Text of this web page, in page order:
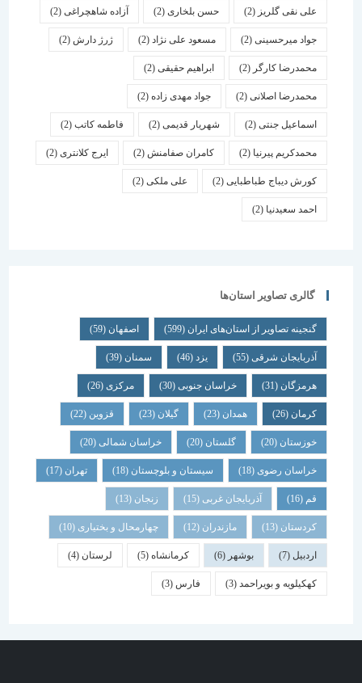
علی نقی گلریز(2) حسن بلخاری(2) آزاده شاهچراغی(2)
جواد میرحسینی(2) مسعود علی نژاد(2) ژرژ دارش (2)
محمدرضا کارگر(2) ابراهیم حقیقی(2)
محمدرضا اصلانی(2) جواد مهدی زاده(2)
اسماعیل جنتی(2) شهریار قدیمی(2) فاطمه کاتب(2)
محمدکریم پیرنیا (2) کامران صفامنش(2) ایرج کلانتری (2)
کورش دیباج طباطبایی(2) علی ملکی(2)
احمد سعیدنیا (2)
گالری تصاویر استان‌ها
گنجینه تصاویر از استان‌های ایران(599) اصفهان (59)
آذربایجان شرقی(55) یزد سمنان (39)
هرمزگان(31) خراسان جنوبی(30) مرکزی (26)
همدان گیلان قزوین
خوزستان(20) گلستان (20) خراسان شمالی(20)
خراسان رضوی(18) سیستان و بلوچستان(18) تهران
آذربایجان غربی(15) زنجان
کردستان(13) مازندران(12) چهارمحال و بختیاری (10)
بوشهر کرمانشاه(5) لرستان (4)
کهکیلویه و بویراحمد(3) فارس